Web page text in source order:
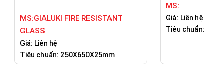
MS:GIALUKI FIRE RESISTANT
GLASS
Giá: Liên hệ
Tiêu chuẩn: 250X650X25mm
MS:
Giá: Liên hệ
Tiêu chuẩn: